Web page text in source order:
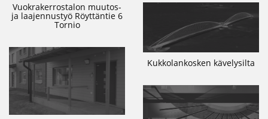
Vuokrakerrostalon muutos-
ja laajennustyö Röyttäntie 6
Tornio
Kukkolankosken kävelysilta